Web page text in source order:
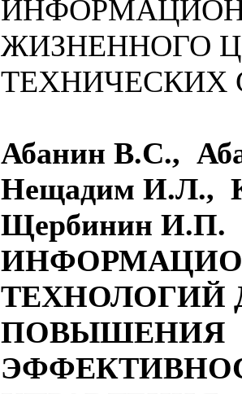
ЖИЗНЕННОГО
ТЕХНИЧЕСКИХ
Абанин В.С.,
Нещадим И.Л.,
Щербинин
ТЕХНОЛОГИЙ
ПОВЫШЕНИЯ